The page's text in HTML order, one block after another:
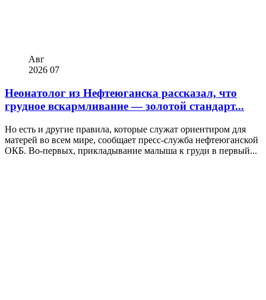
Авг
2026 07
Неонатолог из Нефтеюганска рассказал, что
грудное вскармливание — золотой стандарт...
Но есть и другие правила, которые служат ориентиром для
матерей во всем мире, сообщает пресс-служба нефтеюганской
ОКБ. Во-первых, прикладывание малыша к груди в первый...